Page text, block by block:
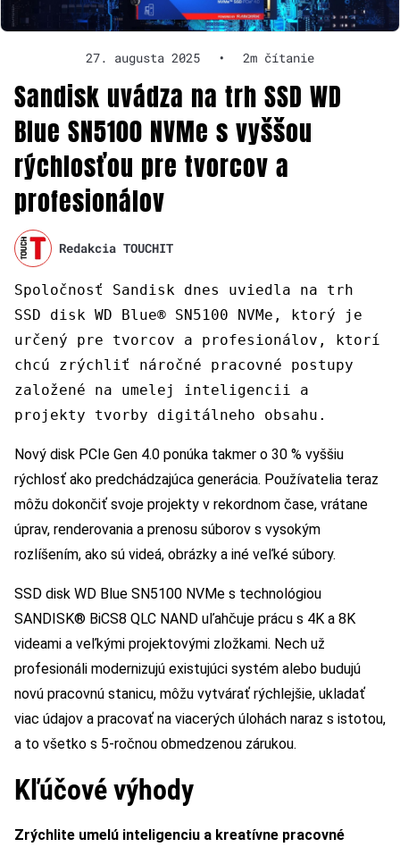
27. augusta 2025 • 2m čítanie
Sandisk uvádza na trh SSD WD
Blue SN5100 NVMe s vyššou
rýchlosťou pre tvorcov a
profesionálov
Redakcia TOUCHIT
Spoločnosť Sandisk dnes uviedla na trh
SSD disk WD Blue® SN5100 NVMe, ktorý je
určený pre tvorcov a profesionálov, ktorí
chcú zrýchliť náročné pracovné postupy
založené na umelej inteligencii a
projekty tvorby digitálneho obsahu.
Nový disk PCIe Gen 4.0 ponúka takmer o 30 % vyššiu
rýchlosť ako predchádzajúca generácia. Používatelia teraz
môžu dokončiť svoje projekty v rekordnom čase, vrátane
úprav, renderovania a prenosu súborov s vysokým
rozlíšením, ako sú videá, obrázky a iné veľké súbory.
SSD disk WD Blue SN5100 NVMe s technológiou
SANDISK® BiCS8 QLC NAND uľahčuje prácu s 4K a 8K
videami a veľkými projektovými zložkami. Nech už
profesionáli modernizujú existujúci systém alebo budujú
novú pracovnú stanicu, môžu vytvárať rýchlejšie, ukladať
viac údajov a pracovať na viacerých úlohách naraz s istotou,
a to všetko s 5-ročnou obmedzenou zárukou.
Kľúčové výhody
Zrýchlite umelú inteligenciu a kreatívne pracovné